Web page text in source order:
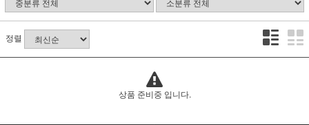
정렬
상품 준비중 입니다.